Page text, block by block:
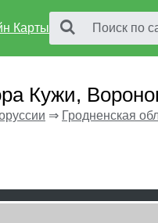
Карты
Кужи,
⇒ Гродненская